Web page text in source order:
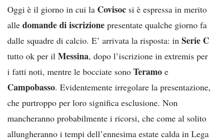
Oggi è il giorno in cui la Covisoc si è espressa in merito
alle domande di iscrizione presentate qualche giorno fa
dalle squadre di calcio. E’ arrivata la risposta: in Serie C
tutto ok per il Messina, dopo l’iscrizione in extremis per
i fatti noti, mentre le bocciate sono Teramo e
Campobasso. Evidentemente irregolare la presentazione,
che purtroppo per loro significa esclusione. Non
mancheranno probabilmente i ricorsi, che come al solito
allungheranno i tempi dell’ennesima estate calda in Lega